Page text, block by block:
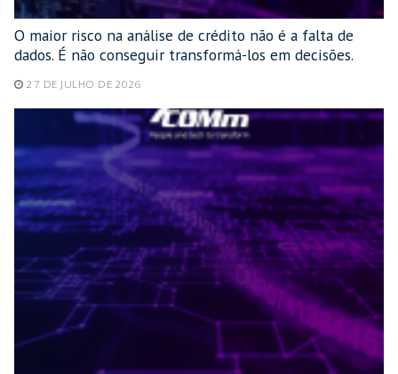
O maior risco na análise de crédito não é a falta de
dados. É não conseguir transformá-los em decisões.
27 DE JULHO DE 2026